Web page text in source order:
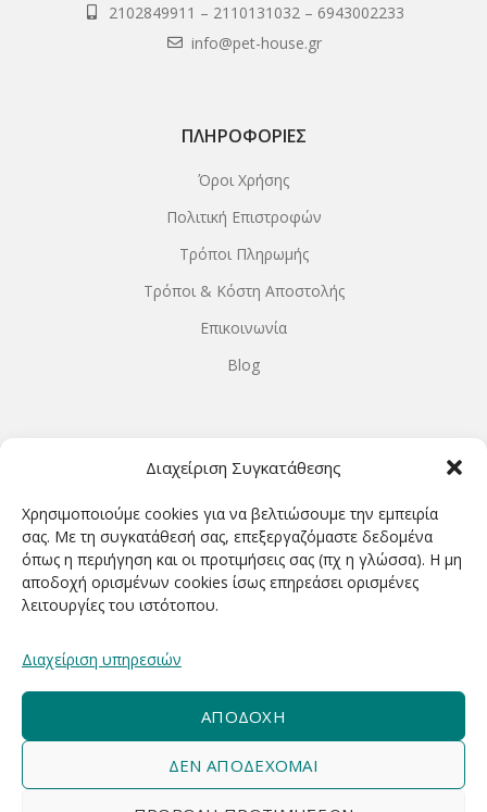
Διαχείριση Συγκατάθεσης
Χρησιμοποιούμε cookies για να βελτιώσουμε την εμπειρία
σας. Με τη συγκατάθεσή σας, επεξεργαζόμαστε δεδομένα
όπως η περιήγηση και οι προτιμήσεις σας (πχ η γλώσσα). Η μη
αποδοχή ορισμένων cookies ίσως επηρεάσει ορισμένες
λειτουργίες του ιστότοπου.
Διαχείριση υπηρεσιών
ΑΠΟΔΟΧΉ
ΔΕΝ ΑΠΟΔΈΧΟΜΑΙ
2102849911 – 2110131032– 6943002233
info@pet-house.gr
ΠΛΗΡΟΦΟΡΊΕΣ
Όροι Χρήσης
Πολιτική Επιστροφών
Τρόποι Πληρωμής
Τρόποι & Κόστη Αποστολής
Επικοινωνία
Blog
ΤΡΙΤΗ-ΠΕΜΠΤΗ-ΠΑΡΑΣΚΕΥΗ 9.00-20.00
ΣΑΒΒΑΤΟ 9.00-15.00
ΕΓΓΡΑΦΕΊΤΕ ΓΙΑ ΝΑ ΛΑΜΒΆΝΕΤΕ ΠΡΏΤΟΙ NΈΑ &